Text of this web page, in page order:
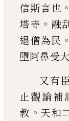
信斯言也 。
塔寺 。 融
退僧為民 。
墮阿鼻受大
又有
止觀論補
教 。 天和